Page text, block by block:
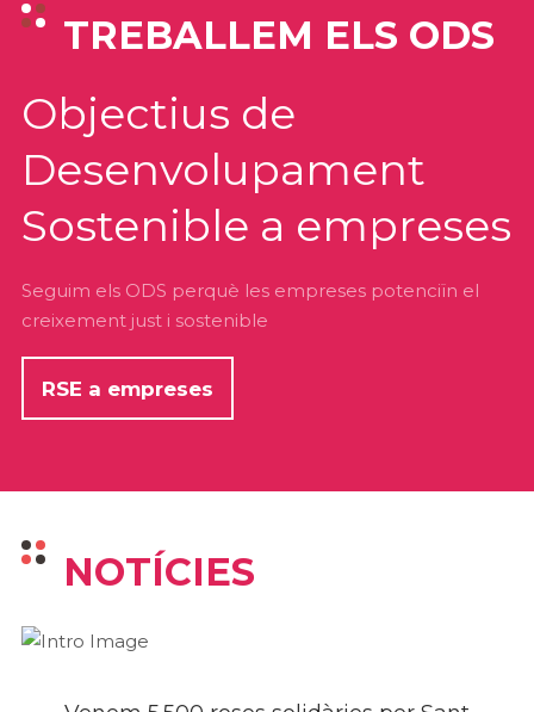
TREBALLEM ELS ODS
Objectius de
Desenvolupament
Sostenible a empreses
Seguim els ODS perquè les empreses potenciïn el
creixement just i sostenible
RSE a empreses
NOTÍCIES